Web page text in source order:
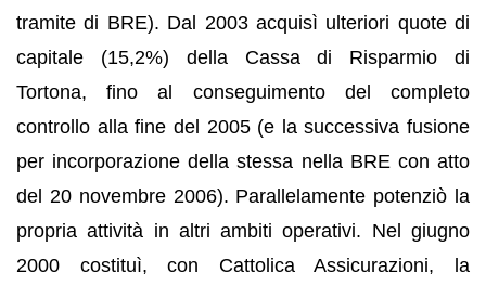
tramite di BRE). Dal 2003 acquisì ulteriori quote di
capitale (15,2%) della Cassa di Risparmio di
Tortona, fino al conseguimento del completo
controllo alla fine del 2005 (e la successiva fusione
per incorporazione della stessa nella BRE con atto
del 20 novembre 2006). Parallelamente potenziò la
propria attività in altri ambiti operativi. Nel giugno
2000 costituì, con Cattolica Assicurazioni, la